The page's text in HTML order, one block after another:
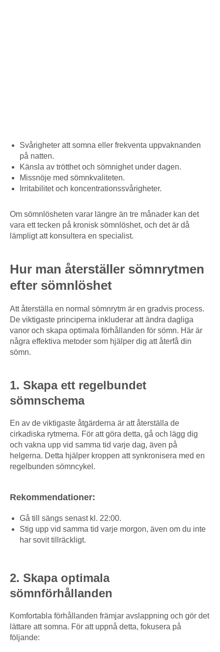
Svårigheter att somna eller frekventa uppvaknanden
på natten.
Känsla av trötthet och sömnighet under dagen.
Missnöje med sömnkvaliteten.
Irritabilitet och koncentrationssvårigheter.
Om sömnlösheten varar längre än tre månader kan det
vara ett tecken på kronisk sömnlöshet, och det är då
lämpligt att konsultera en specialist.
Hur man återställer sömnrytmen
efter sömnlöshet
Att återställa en normal sömnrytm är en gradvis process.
De viktigaste principerna inkluderar att ändra dagliga
vanor och skapa optimala förhållanden för sömn. Här är
några effektiva metoder som hjälper dig att återfå din
sömn.
1. Skapa ett regelbundet
sömnschema
En av de viktigaste åtgärderna är att återställa de
cirkadiska rytmerna. För att göra detta, gå och lägg dig
och vakna upp vid samma tid varje dag, även på
helgerna. Detta hjälper kroppen att synkronisera med en
regelbunden sömncykel.
Rekommendationer:
Gå till sängs senast kl. 22:00.
Stig upp vid samma tid varje morgon, även om du inte
har sovit tillräckligt.
2. Skapa optimala
sömnförhållanden
Komfortabla förhållanden främjar avslappning och gör det
lättare att somna. För att uppnå detta, fokusera på
följande: